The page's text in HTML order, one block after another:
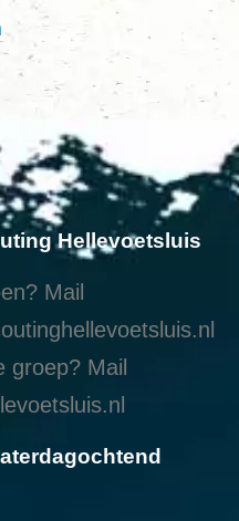
Hellevoetsluis
Mail
groep? Mail